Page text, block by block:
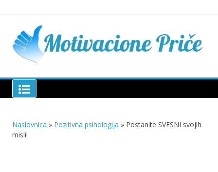
Motivacione Priče
Naslovnica » Pozitivna psihologija » Postanite SVESNI svojih
misli!